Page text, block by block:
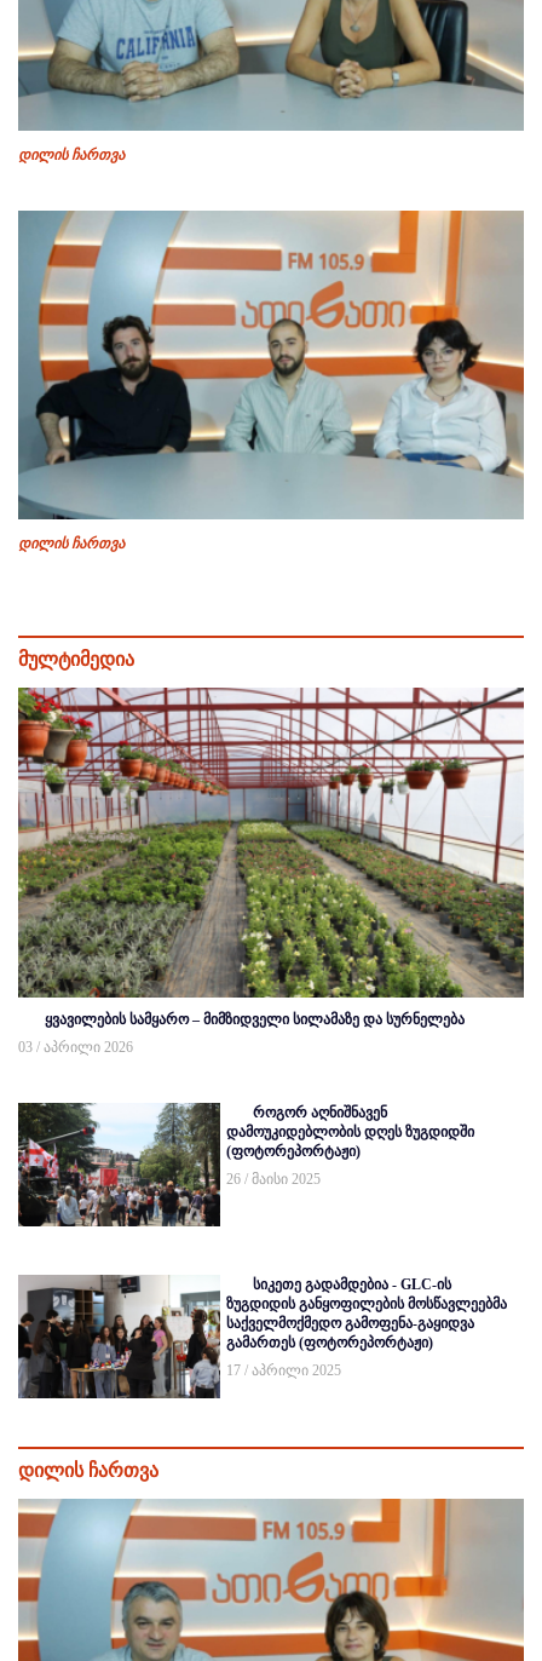
დილის ჩართვა
დილის ჩართვა
მულტიმედია
ყვავილების სამყარო – მიმზიდველი სილამაზე და სურნელება
03 / აპრილი 2026
როგორ აღნიშნავენ
დამოუკიდებლობის დღეს ზუგდიდში
(ფოტორეპორტაჟი)
26 / მაისი 2025
სიკეთე გადამდებია - GLC-ის
ზუგდიდის განყოფილების მოსწავლეებმა
საქველმოქმედო გამოფენა-გაყიდვა
გამართეს (ფოტორეპორტაჟი)
17 / აპრილი 2025
დილის ჩართვა